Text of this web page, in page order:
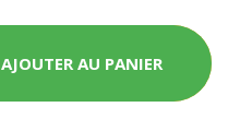
AJOUTER AU PANIER